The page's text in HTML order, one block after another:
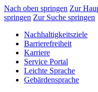
Nach oben springen Zur
springen Zur Suche springen
Nachhaltigkeitsziele
Barrierefreiheit
Karriere
Service Portal
Leichte Sprache
Gebärdensprache